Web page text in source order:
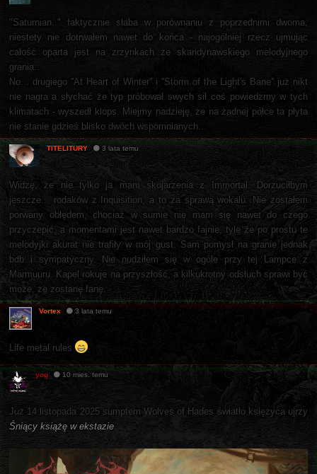
"Saturnian.." faktycznie słaba w porównaniu z poprzednimi dwoma,
niestety nie dotrwałem nawet do końca - najogólniej rzecz ujmując
całość oparta jest na zrzynkach ze skandynawskiego melodyjnego
grania..
No... drugiego ''At Heart of Winter'' i ''Storm of the Light's Bane'' już nikt
nie nagra a słychać że typ próbował swych sił coś powiedzmy w tych
klimatach - wyszedł klops. Miejmy nadzieję, że na żadnej półce ta płyta
nie stanie gdzieś blisko dwóch wspomnianych...
TITELITURY 3 lata temu
Widzę, że nie tylko ja mam skojarzenia z Immortal. Dorzuciłbym
jeszcze... rodaków z Inquisition, a to za sprawą wokalu. Nie zostałem
porwany obłędem, chociaż w sumie nie mam się nawet do czego
przyczepić, a momentami jest nawet bardzo fajnie, tyle że po prostu te
melodyjki akurat nie trafiły w mój gust. Sam pomysł na granie jednak
bdb i sympatyczny. Nie nudziłem się w ogóle przy tej Lampce z
Marmuuru. Kapel rokuje na przyszłość, a kilkukrotny odsłuch sprawi być
może, że zostanę fanę.
Vortex 3 lata temu
Life metal rules
yog 10 mies. temu
Już 14 listopada 2025 sumptem Wolves of Hades światło księżyca ujrzy
Śniący książę w ekstazie.